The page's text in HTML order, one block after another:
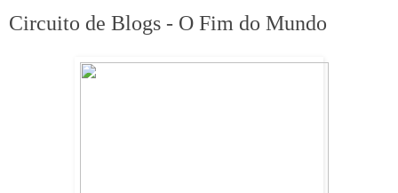
Circuito de Blogs - O Fim do Mundo